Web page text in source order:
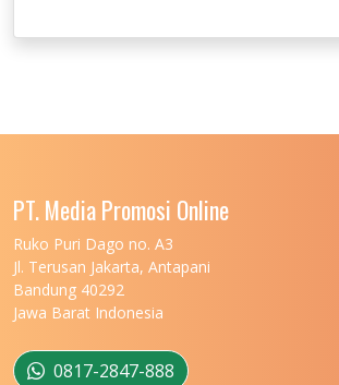
UNIVERSITAS JEMBER
UNIVERSITAS MALIKUSSALEH
UNIVERSITAS MARITIM RAJA ALI HAJI
UNIVERSITAS MATARAM
UNIVERSITAS MULAWARMAN
UNIVERSITAS MUSAMUS
PT. Media Promosi Online
Ruko Puri Dago no. A3
Jl. Terusan Jakarta, Antapani
Bandung 40292
Jawa Barat Indonesia
0817-2847-888